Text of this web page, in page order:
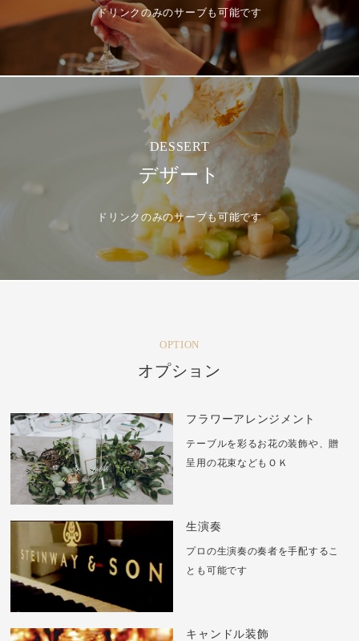
ドリンクのみのサーブも可能です
DESSERT
デザート
ドリンクのみのサーブも可能です
OPTION
オプション
フラワーアレンジメント
テーブルを彩るお花の装飾や、贈
呈用の花束などもＯＫ
生演奏
プロの生演奏の奏者を手配するこ
とも 可能です
キャンドル装飾